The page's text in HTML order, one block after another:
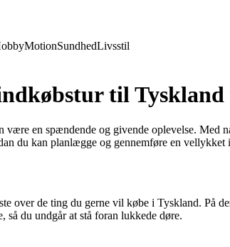
MotionSundhedLivsstil
til Tyskland
være en spændende og givende oplevelse.
du kan planlægge og gennemføre en
over de ting du gerne vil købe i Tyskland. På
så du undgår at stå foran lukkede døre.